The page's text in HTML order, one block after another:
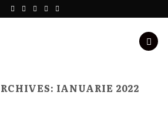
IANUARIE 2022